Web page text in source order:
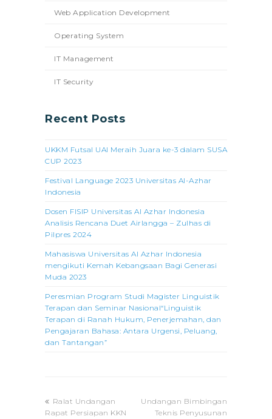
Web Application Development
Operating System
IT Management
IT Security
Recent Posts
UKKM Futsal UAI Meraih Juara ke-3 dalam SUSA
CUP 2023
Festival Language 2023 Universitas Al-Azhar
Indonesia
Dosen FISIP Universitas Al Azhar Indonesia
Analisis Rencana Duet Airlangga – Zulhas di
Pilpres 2024
Mahasiswa Universitas Al Azhar Indonesia
mengikuti Kemah Kebangsaan Bagi Generasi
Muda 2023
Peresmian Program Studi Magister Linguistik
Terapan dan Seminar Nasional“Linguistik
Terapan di Ranah Hukum, Penerjemahan, dan
Pengajaran Bahasa: Antara Urgensi, Peluang,
dan Tantangan”
previous
post:
Ralat Undangan
Rapat Persiapan KKN
next
post:
Undangan Bimbingan
Teknis Penyusunan